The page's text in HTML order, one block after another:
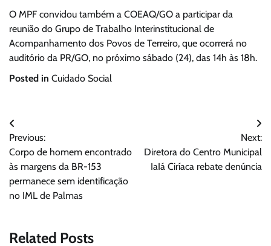
O MPF convidou também a COEAQ/GO a participar da
reunião do Grupo de Trabalho Interinstitucional de
Acompanhamento dos Povos de Terreiro, que ocorrerá no
auditório da PR/GO, no próximo sábado (24), das 14h às 18h.
Posted in Cuidado Social
Navegação
de
Post
Previous:
Corpo de homem encontrado
às margens da BR-153
permanece sem identificação
no IML de Palmas
Next:
Diretora do Centro Municipal
IaIá Ciríaca rebate denúncia
Related Posts